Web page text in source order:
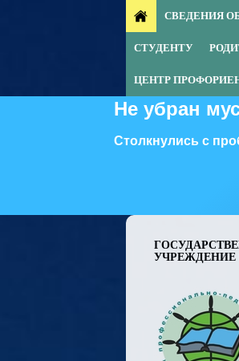
Не убран
Столкнулись с
СВЕДЕНИЯ
СТУДЕНТУ
ЦЕНТР
УЧРЕЖДЕНИЕ